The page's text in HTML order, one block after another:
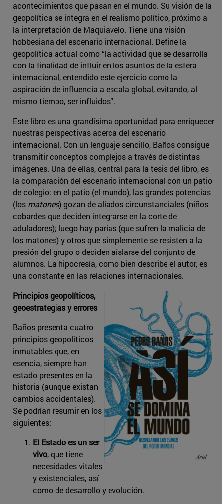
acontecimientos que pasan en el mundo. Su visión de la
geopolítica se integra en el realismo político, próximo a
la interpretación de Maquiavelo. Tiene una visión
hobbesiana del escenario internacional. Define la
geopolítica actual como “la actividad que se desarrolla
con la finalidad de influir en los asuntos de la esfera
internacional, entendido este ejercicio como la
aspiración de influencia a escala global, evitando, al
mismo tiempo, ser influidos”.
Este libro es una grandísima oportunidad para enriquecer
nuestras perspectivas acerca del escenario
internacional. Con un lenguaje sencillo, Baños consigue
transmitir conceptos complejos a través de distintas
imágenes. Una de ellas, central para la tesis del libro, es
la comparación del escenario internacional con un patio
de colegio: en el patio (el mundo), las grandes potencias
(los matones) gozan de aliados circunstanciales (niños
cobardes que deciden integrarse en la corte de
aduladores); luego hay parias (que sufren la malicia de
los matones) y otros que simplemente se resisten a la
presión del grupo o deciden aislarse del conjunto de
alumnos. La hipocresía, como bien describe el autor, es
una constante en las relaciones internacionales.
Principios geopolíticos,
geoestrategias y errores
Baños presenta cuatro
principios geopolíticos
inmutables que, en
esencia, siempre han
estado presentes en la
historia (aunque existan
cambios accidentales).
Se podrían resumir en los
siguientes:
El Estado es un ser
vivo, que tiene
necesidades vitales
y existenciales, así
como de desarrollo y evolución.